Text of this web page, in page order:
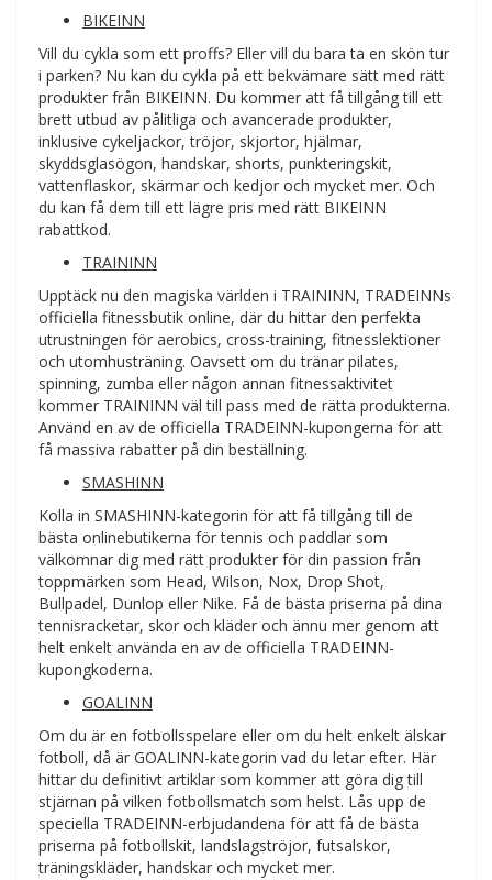
BIKEINN
Vill du cykla som ett proffs? Eller vill du bara ta en skön tur
i parken? Nu kan du cykla på ett bekvämare sätt med rätt
produkter från BIKEINN. Du kommer att få tillgång till ett
brett utbud av pålitliga och avancerade produkter,
inklusive cykeljackor, tröjor, skjortor, hjälmar,
skyddsglasögon, handskar, shorts, punkteringskit,
vattenflaskor, skärmar och kedjor och mycket mer. Och
du kan få dem till ett lägre pris med rätt BIKEINN
rabattkod.
TRAININN
Upptäck nu den magiska världen i TRAININN, TRADEINNs
officiella fitnessbutik online, där du hittar den perfekta
utrustningen för aerobics, cross-training, fitnesslektioner
och utomhusträning. Oavsett om du tränar pilates,
spinning, zumba eller någon annan fitnessaktivitet
kommer TRAININN väl till pass med de rätta produkterna.
Använd en av de officiella TRADEINN-kupongerna för att
få massiva rabatter på din beställning.
SMASHINN
Kolla in SMASHINN-kategorin för att få tillgång till de
bästa onlinebutikerna för tennis och paddlar som
välkomnar dig med rätt produkter för din passion från
toppmärken som Head, Wilson, Nox, Drop Shot,
Bullpadel, Dunlop eller Nike. Få de bästa priserna på dina
tennisracketar, skor och kläder och ännu mer genom att
helt enkelt använda en av de officiella TRADEINN-
kupongkoderna.
GOALINN
Om du är en fotbollsspelare eller om du helt enkelt älskar
fotboll, då är GOALINN-kategorin vad du letar efter. Här
hittar du definitivt artiklar som kommer att göra dig till
stjärnan på vilken fotbollsmatch som helst. Lås upp de
speciella TRADEINN-erbjudandena för att få de bästa
priserna på fotbollskit, landslagströjor, futsalskor,
träningskläder, handskar och mycket mer.